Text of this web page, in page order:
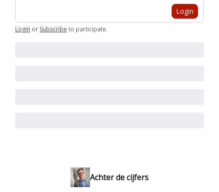
Login
Login or Subscribe to participate.
Achter de cijfers